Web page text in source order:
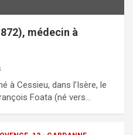
médecin à
à Cessieu, dans l’Isère, le
Foata (né vers…